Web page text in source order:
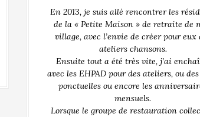
En 2013, je suis allé rencontrer les
de la « Petite Maison » de retraite de
village, avec l’envie de créer pour eux
ateliers chansons.
Ensuite tout a été très vite, j’ai
avec les EHPAD pour des ateliers, ou
ponctuelles ou encore les
mensuels.
Lorsque le groupe de restauration